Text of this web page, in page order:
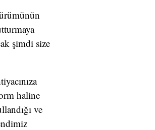
şimdi size
haline
ve